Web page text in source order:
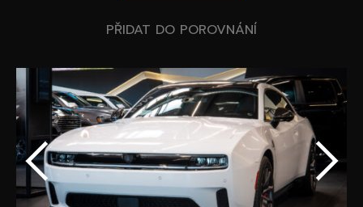
Wheel Pros
Speciální akce
Archiv
PŘIDAT DO POROVNÁNÍ